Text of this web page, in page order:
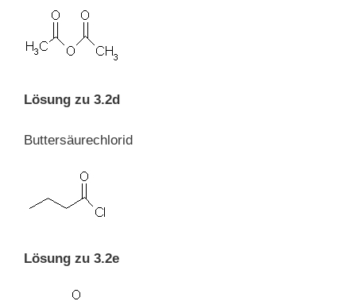
Lösung zu 3.2d
Buttersäurechlorid
Lösung zu 3.2e